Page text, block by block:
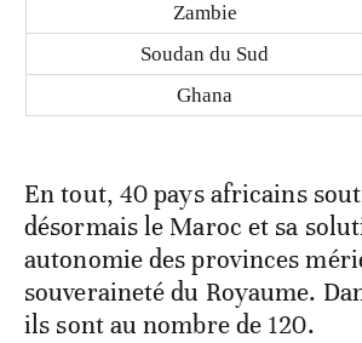
Zambie
Soudan du Sud
Ghana
En tout, 40 pays africains
désormais le Maroc et sa
autonomie des provinces
souveraineté du Royaume.
ils sont au nombre de 120.